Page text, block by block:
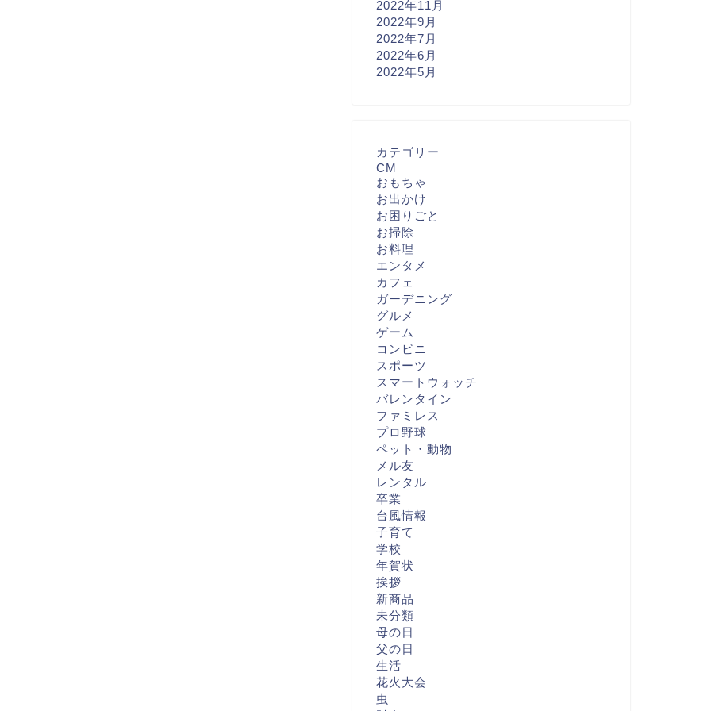
2022年11月
2022年9月
2022年7月
2022年6月
2022年5月
カテゴリー
CM
おもちゃ
お出かけ
お困りごと
お掃除
お料理
エンタメ
カフェ
ガーデニング
グルメ
ゲーム
コンビニ
スポーツ
スマートウォッチ
バレンタイン
ファミレス
プロ野球
ペット・動物
メル友
レンタル
卒業
台風情報
子育て
学校
年賀状
挨拶
新商品
未分類
母の日
父の日
生活
花火大会
虫